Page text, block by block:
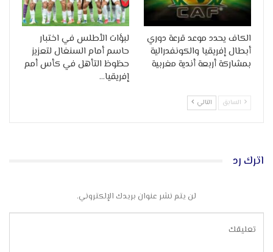
الكاف يحدد موعد قرعة دوري
أبطال إفريقيا والكونفدرالية
بمشاركة أربعة أندية مغربية
لبؤات الأطلس في اختبار
حاسم أمام السنغال لتعزيز
حظوظ التأهل في كأس أمم
إفريقيا…
السابق التالي
اترك رد
لن يتم نشر عنوان بريدك الإلكتروني.